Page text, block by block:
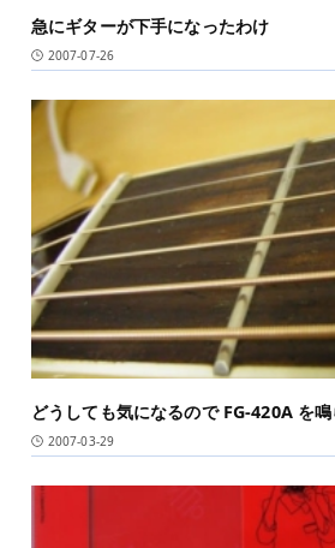
急にギターが下手になったわけ
2007-07-26
どうしても気になるので FG-420A を鳴
2007-03-29